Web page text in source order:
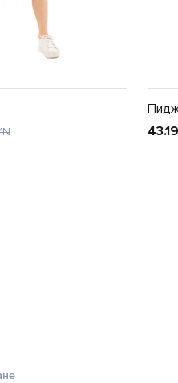
43.19